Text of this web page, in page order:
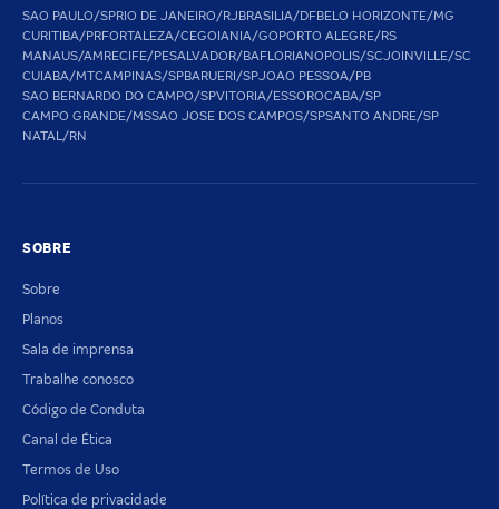
SAO PAULO/SPRIO DE JANEIRO/RJBRASILIA/DFBELO HORIZONTE/MG
CURITIBA/PRFORTALEZA/CEGOIANIA/GOPORTO ALEGRE/RS
MANAUS/AMRECIFE/PESALVADOR/BAFLORIANOPOLIS/SCJOINVILLE/SC
CUIABA/MTCAMPINAS/SPBARUERI/SPJOAO PESSOA/PB
SAO BERNARDO DO CAMPO/SPVITORIA/ESSOROCABA/SP
CAMPO GRANDE/MSSAO JOSE DOS CAMPOS/SPSANTO ANDRE/SP
NATAL/RN
SOBRE
Sobre
Planos
Sala de imprensa
Trabalhe conosco
Código de Conduta
Canal de Ética
Termos de Uso
Política de privacidade